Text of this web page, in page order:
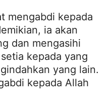
mengabdi kepada
ia akan
dan mengasihi
kepada yang
yang lain.
kepada Allah